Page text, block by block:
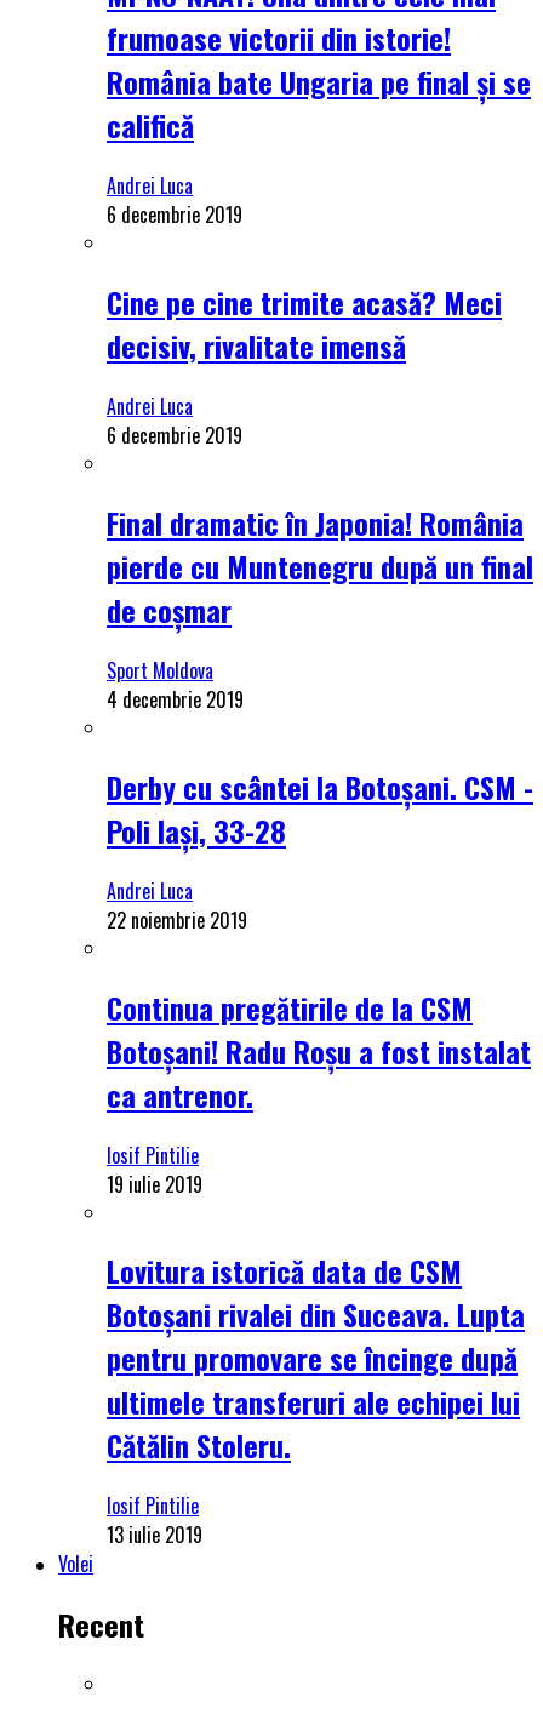
frumoase victorii din istorie!
România bate Ungaria pe final și se
califică
Andrei Luca
6 decembrie 2019
Cine pe cine trimite acasă? Meci
decisiv, rivalitate imensă
Andrei Luca
6 decembrie 2019
Final dramatic în Japonia! România
pierde cu Muntenegru după un final
de coșmar
Sport Moldova
4 decembrie 2019
Derby cu scântei la Botoșani. CSM -
Poli Iași, 33-28
Andrei Luca
22 noiembrie 2019
Continua pregătirile de la CSM
Botoșani! Radu Roșu a fost instalat
ca antrenor.
Iosif Pintilie
19 iulie 2019
Lovitura istorică data de CSM
Botoșani rivalei din Suceava. Lupta
pentru promovare se încinge după
ultimele transferuri ale echipei lui
Cătălin Stoleru.
Iosif Pintilie
13 iulie 2019
Volei
Recent